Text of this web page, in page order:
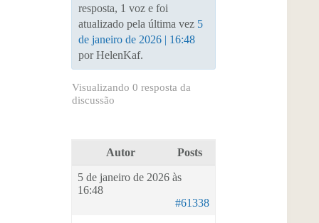
resposta, 1 voz e foi
atualizado pela última vez 5
de janeiro de 2026 | 16:48
por HelenKaf.
Visualizando 0 resposta da
discussão
Autor Posts
5 de janeiro de 2026 às
16:48
#61338